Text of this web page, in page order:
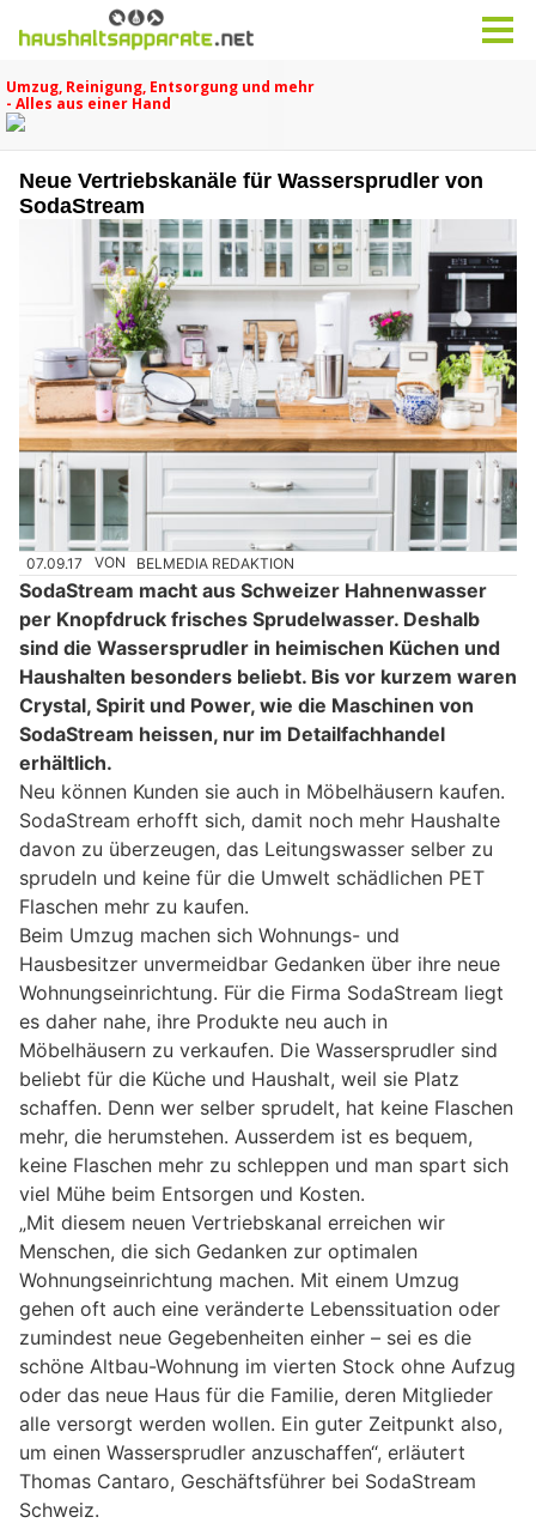
Neue Vertriebskanäle für Wassersprudler von
SodaStream
07.09.17 VON BELMEDIA REDAKTION
SodaStream macht aus Schweizer Hahnenwasser
per Knopfdruck frisches Sprudelwasser. Deshalb
sind die Wassersprudler in heimischen Küchen und
Haushalten besonders beliebt. Bis vor kurzem waren
Crystal, Spirit und Power, wie die Maschinen von
SodaStream heissen, nur im Detailfachhandel
erhältlich.
Neu können Kunden sie auch in Möbelhäusern kaufen.
SodaStream erhofft sich, damit noch mehr Haushalte
davon zu überzeugen, das Leitungswasser selber zu
sprudeln und keine für die Umwelt schädlichen PET
Flaschen mehr zu kaufen.
Beim Umzug machen sich Wohnungs- und
Hausbesitzer unvermeidbar Gedanken über ihre neue
Wohnungseinrichtung. Für die Firma SodaStream liegt
es daher nahe, ihre Produkte neu auch in
Möbelhäusern zu verkaufen. Die Wassersprudler sind
beliebt für die Küche und Haushalt, weil sie Platz
schaffen. Denn wer selber sprudelt, hat keine Flaschen
mehr, die herumstehen. Ausserdem ist es bequem,
keine Flaschen mehr zu schleppen und man spart sich
viel Mühe beim Entsorgen und Kosten.
„Mit diesem neuen Vertriebskanal erreichen wir
Menschen, die sich Gedanken zur optimalen
Wohnungseinrichtung machen. Mit einem Umzug
gehen oft auch eine veränderte Lebenssituation oder
zumindest neue Gegebenheiten einher – sei es die
schöne Altbau-Wohnung im vierten Stock ohne Aufzug
oder das neue Haus für die Familie, deren Mitglieder
alle versorgt werden wollen. Ein guter Zeitpunkt also,
um einen Wassersprudler anzuschaffen“, erläutert
Thomas Cantaro, Geschäftsführer bei SodaStream
Schweiz.